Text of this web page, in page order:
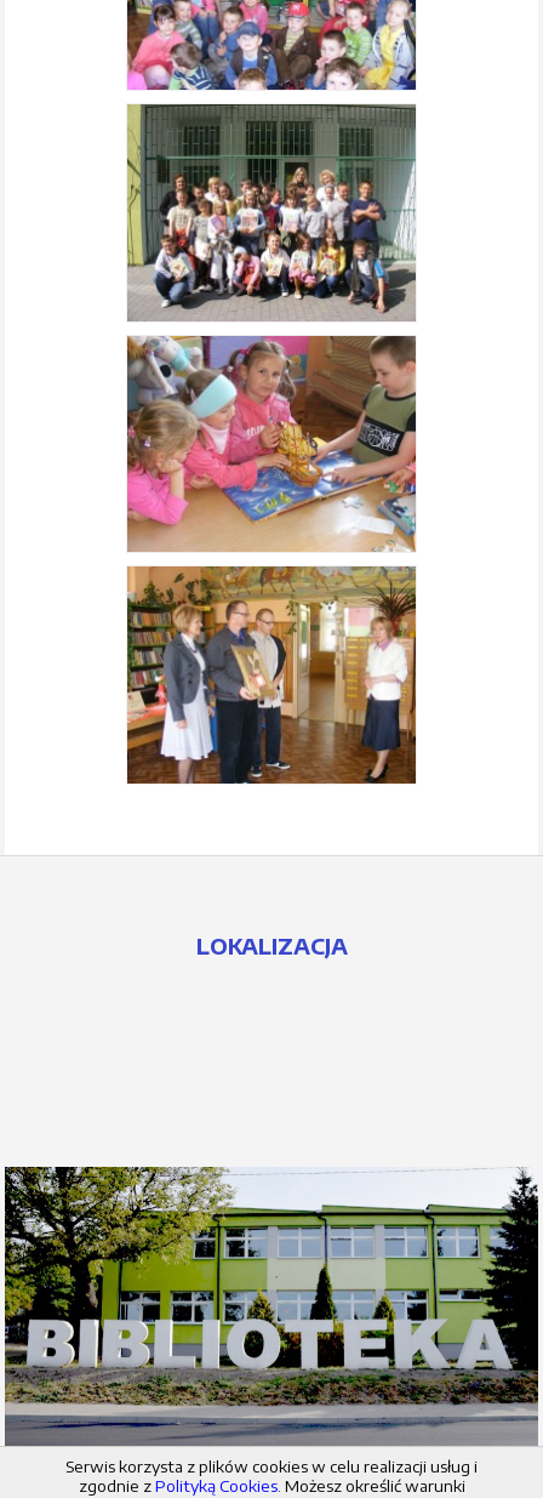
LOKALIZACJA
Serwis korzysta z plików cookies w celu realizacji usług i
zgodnie zPolityką Cookies. Możesz określić warunki